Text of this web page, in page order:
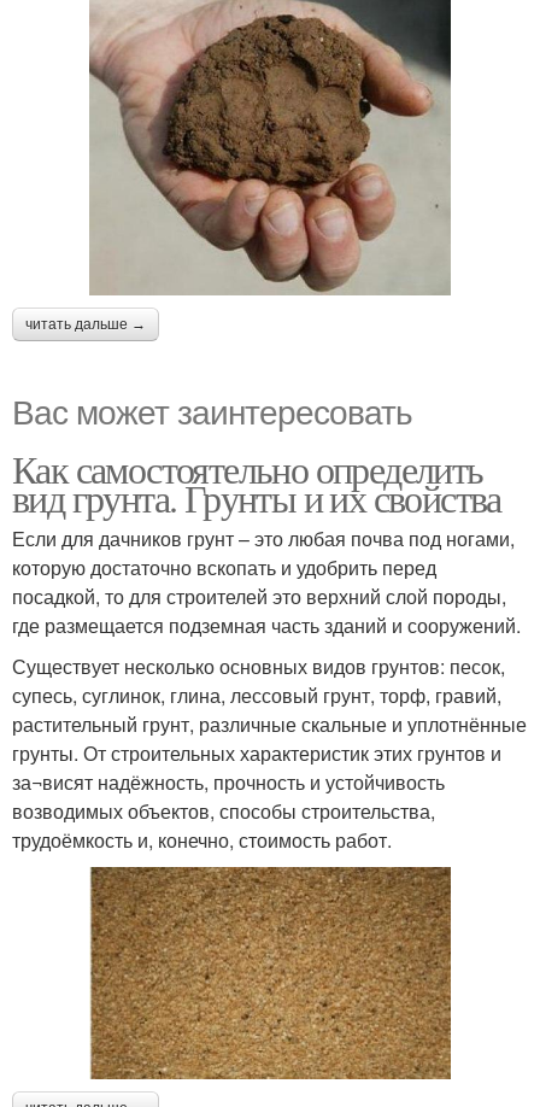
читать дальше →
Вас может заинтересовать
Как самостоятельно определить
вид грунта. Грунты и их свойства
Если для дачников грунт – это любая почва под ногами,
которую достаточно вскопать и удобрить перед
посадкой, то для строителей это верхний слой породы,
где размещается подземная часть зданий и сооружений.
Существует несколько основных видов грунтов: песок,
супесь, суглинок, глина, лессовый грунт, торф, гравий,
растительный грунт, различные скальные и уплотнённые
грунты. От строительных характеристик этих грунтов и
за¬висят надёжность, прочность и устойчивость
возводимых объектов, способы строительства,
трудоёмкость и, конечно, стоимость работ.